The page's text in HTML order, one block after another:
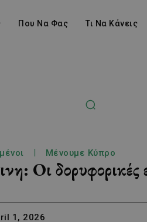
Που Να Φας Τι Να Κάνεις
Μένουμε Κύπρο
Οι δορυφορικές
1, 2026